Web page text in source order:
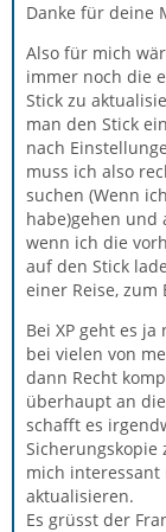
Danke für deine
Also für mich
immer noch die
Stick zu
man den Stick
nach
muss ich also
suchen (Wenn
habe)gehen und
wenn ich die
auf den Stick
einer Reise, zum
Bei XP geht es
bei vielen von
dann Recht
überhaupt an
schafft es
Sicherungskopie
mich interessant
aktualisieren.
Es grüsst der